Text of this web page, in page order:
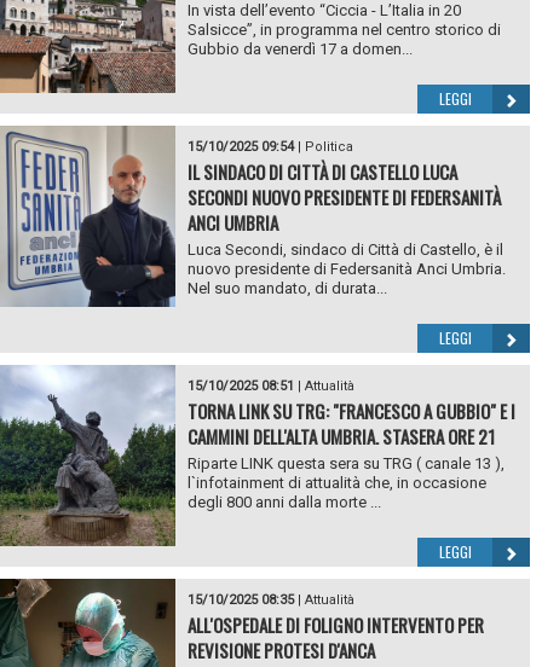
In vista dell’evento “Ciccia - L’Italia in 20
Salsicce”, in programma nel centro storico di
Gubbio da venerdì 17 a domen...
LEGGI
15/10/2025 09:54| Politica
IL SINDACO DI CITTÀ DI CASTELLO LUCA
SECONDI NUOVO PRESIDENTE DI FEDERSANITÀ
ANCI UMBRIA
Luca Secondi, sindaco di Città di Castello, è il
nuovo presidente di Federsanità Anci Umbria.
Nel suo mandato, di durata...
LEGGI
15/10/2025 08:51 Attualità
TORNA LINK SU TRG: "FRANCESCO A GUBBIO" E I
CAMMINI DELL'ALTA UMBRIA. STASERA ORE 21
Riparte LINK questa sera su TRG ( canale 13 ),
l`infotainment di attualità che, in occasione
degli 800 anni dalla morte ...
LEGGI
15/10/2025 08:35| Attualità
ALL'OSPEDALE DI FOLIGNO INTERVENTO PER
REVISIONE PROTESI D'ANCA